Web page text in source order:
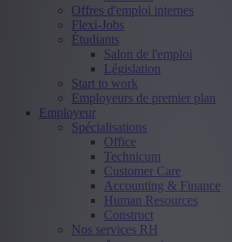
Offres d'emploi internes
Flexi-Jobs
Étudiants
Salon de l'emploi
Législation
Start to work
Employeurs de premier plan
Employeur
Spécialisations
Office
Technicum
Customer Care
Accounting & Finance
Human Resources
Construct
Nos services RH